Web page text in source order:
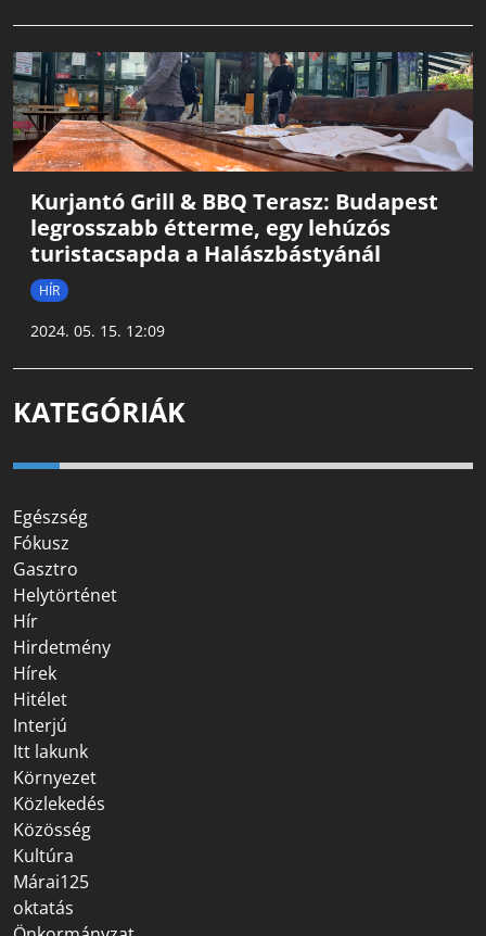
Kurjantó Grill & BBQ Terasz: Budapest
legrosszabb étterme, egy lehúzós
turistacsapda a Halászbástyánál
HÍR
2024. 05. 15. 12:09
KATEGÓRIÁK
Egészség
Fókusz
Gasztro
Helytörténet
Hír
Hirdetmény
Hírek
Hitélet
Interjú
Itt lakunk
Környezet
Közlekedés
Közösség
Kultúra
Márai125
oktatás